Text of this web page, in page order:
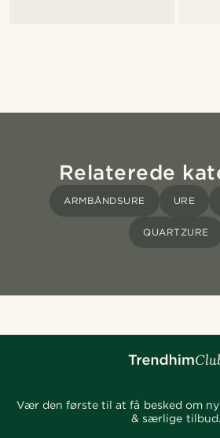
Relaterede
ARMBÅNDSURE URE
QUARTZURE
Vær den første til at få besked om
& særlige tilbud.